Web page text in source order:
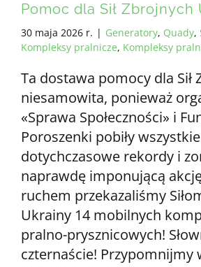
Pomoc dla Sił Zbrojnych
30 maja 2026 r. | Generatory, Quady,
Kompleksy pralnicze, Kompleksy
Ta dostawa pomocy dla Sił
niesamowita, ponieważ
«Sprawa Społeczności» i
Poroszenki pobiły
dotychczasowe rekordy i
naprawdę imponującą
ruchem przekazaliśmy
Ukrainy 14 mobilnych
pralno-prysznicowych!
czternaście! Przypomnijmy